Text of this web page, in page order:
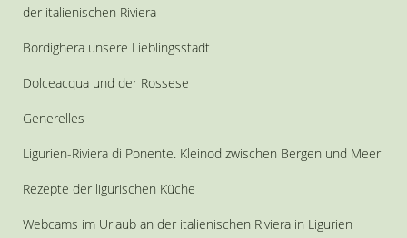
der italienischen Riviera
Bordighera unsere Lieblingsstadt
Dolceacqua und der Rossese
Generelles
Ligurien-Riviera di Ponente. Kleinod zwischen Bergen und Meer
Rezepte der ligurischen Küche
Webcams im Urlaub an der italienischen Riviera in Ligurien